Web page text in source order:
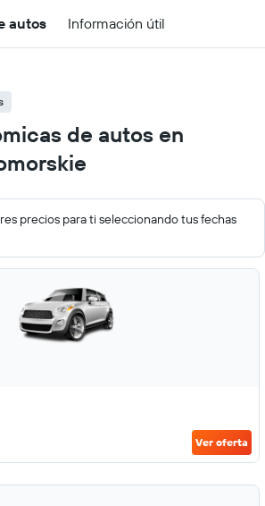
autos Información útil
de autos en
precios para ti seleccionando tus fechas
Ver oferta